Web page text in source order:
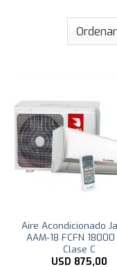
Aire Acondicionado
AAM-18 FCFN
Clase C
USD 875,00